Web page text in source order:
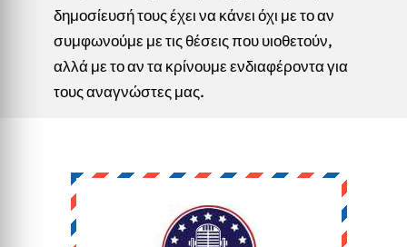
δημοσίευσή τους έχει να κάνει όχι με το αν
συμφωνούμε με τις θέσεις που υιοθετούν,
αλλά με το αν τα κρίνουμε ενδιαφέροντα για
τους αναγνώστες μας.